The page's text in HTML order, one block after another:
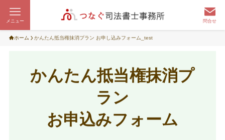
問合せ
メニュー
ホーム かんたん抵当権抹消プラン お申し込みフォーム_test
かんたん抵当権抹消プ
ラン
お申込みフォーム